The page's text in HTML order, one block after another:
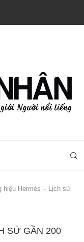
hiệu Hermès – Lịch sử
SỬ GẦN 200